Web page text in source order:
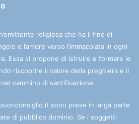
religiosa che ha il fine di
e l’amore verso l’Immacolata in ogni
Essa si propone di istruire e formare le
riscoprire il valore della preghiera e il
cammino di santificazione.
sono prese in larga parte
di pubblico dominio. Se i soggetti